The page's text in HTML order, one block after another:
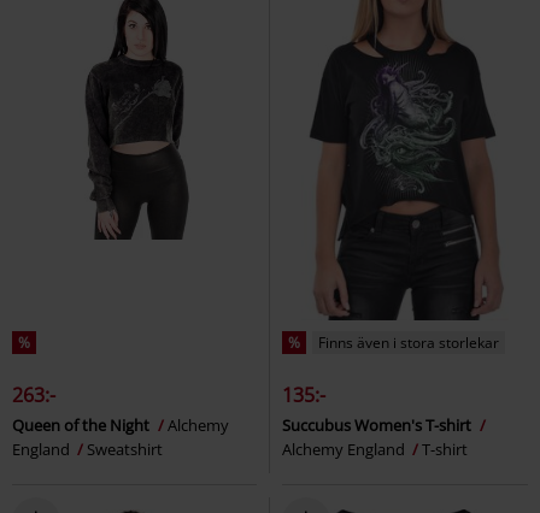
%
263:-
Queen of the Night
Alchemy
England
Sweatshirt
% Finns även i stora storlekar
135:-
Succubus Women's T-shirt
Alchemy England
T-shirt